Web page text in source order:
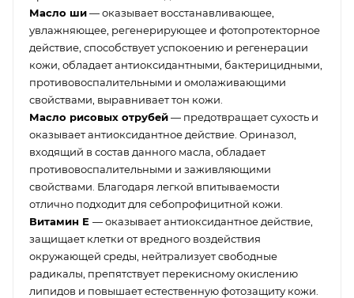
Масло ши— оказывает восстанавливающее,
увлажняющее, регенерирующее и фотопротекторное
действие, способствует успокоению и регенерации
кожи, обладает антиоксидантными, бактерицидными,
противовоспалительными и омолаживающими
свойствами, выравнивает тон кожи.
Масло рисовых отрубей— предотвращает сухость и
оказывает антиоксидантное действие. Ориназол,
входящий в состав данного масла, обладает
противовоспалительными и заживляющими
свойствами. Благодаря легкой впитываемости
отлично подходит для себопрофицитной кожи.
Витамин Е — оказывает антиоксидантное действие,
защищает клетки от вредного воздействия
окружающей среды, нейтрализует свободные
радикалы, препятствует перекисному окислению
липидов и повышает естественную фотозащиту кожи.